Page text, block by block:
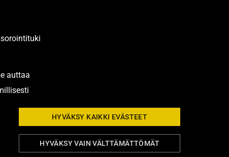
auttaa
HYVÄKSY KAIKKI EVÄSTEET
HYVÄKSY VAIN VÄLTTÄMÄTTÖMÄT